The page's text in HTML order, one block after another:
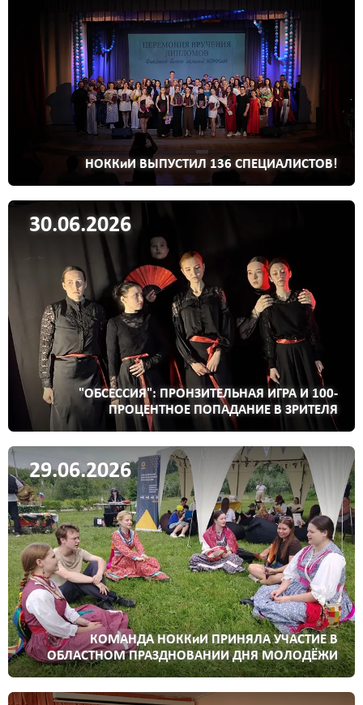
НОККиИ ВЫПУСТИЛ 136 СПЕЦИАЛИСТОВ!
30.06.2026
"ОБСЕССИЯ": ПРОНЗИТЕЛЬНАЯ ИГРА И 100-
ПРОЦЕНТНОЕ ПОПАДАНИЕ В ЗРИТЕЛЯ
29.06.2026
КОМАНДА НОККиИ ПРИНЯЛА УЧАСТИЕ В
ОБЛАСТНОМ ПРАЗДНОВАНИИ ДНЯ МОЛОДЁЖИ